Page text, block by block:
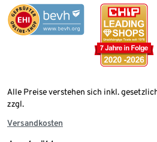
Alle Preise verstehen sich inkl.
zzgl.
Versandkosten